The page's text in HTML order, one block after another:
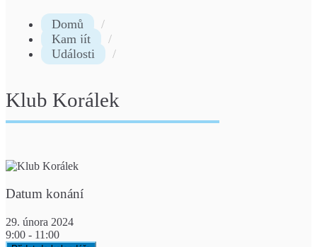
Domů
Kam jít
Události
Klub Korálek
Datum konání
29. února 2024
9:00 - 11:00